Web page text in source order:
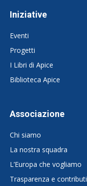
Iniziative
Eventi
Progetti
I Libri di Apice
Biblioteca Apice
Associazione
Chi siamo
La nostra squadra
L’Europa che vogliamo
Trasparenza e contributi